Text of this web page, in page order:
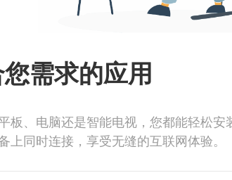
需求的应用
、电脑还是智能电视，您都能轻松安
同时连接，享受无缝的互联网体验。